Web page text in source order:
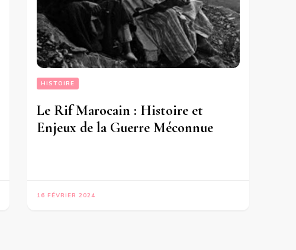
HISTOIRE
Le Rif Marocain : Histoire et
Enjeux de la Guerre Méconnue
16 FÉVRIER 2024